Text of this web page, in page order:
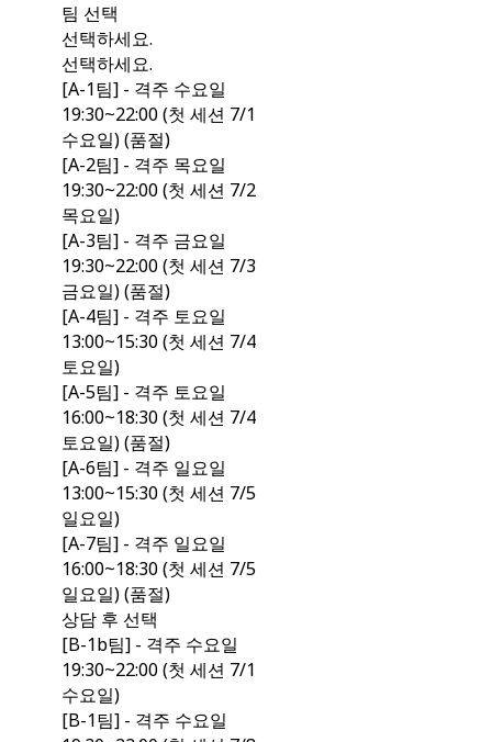
팀 선택
선택하세요.
선택하세요.
[A-1팀] - 격주 수요일
19:30~22:00 (첫 세션 7/1
수요일) (품절)
[A-2팀] - 격주 목요일
19:30~22:00 (첫 세션 7/2
목요일)
[A-3팀] - 격주 금요일
19:30~22:00 (첫 세션 7/3
금요일) (품절)
[A-4팀] - 격주 토요일
13:00~15:30 (첫 세션 7/4
토요일)
[A-5팀] - 격주 토요일
16:00~18:30 (첫 세션 7/4
토요일) (품절)
[A-6팀] - 격주 일요일
13:00~15:30 (첫 세션 7/5
일요일)
[A-7팀] - 격주 일요일
16:00~18:30 (첫 세션 7/5
일요일) (품절)
상담 후 선택
[B-1b팀] - 격주 수요일
19:30~22:00 (첫 세션 7/1
수요일)
[B-1팀] - 격주 수요일